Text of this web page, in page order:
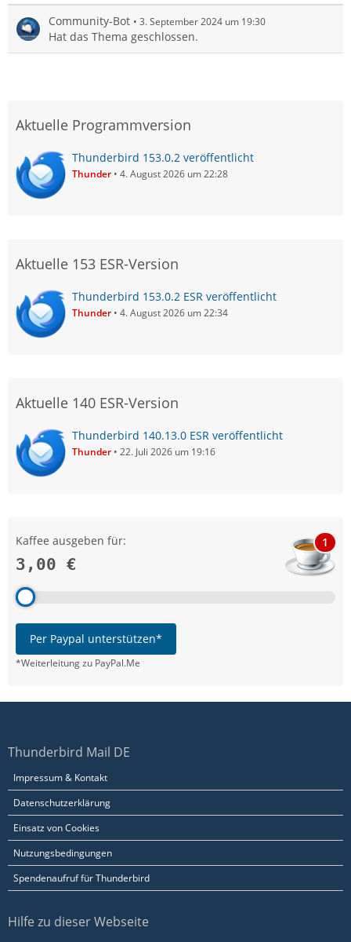
Community-Bot 3. September 2024 um 19:30
Hat das Thema geschlossen.
Aktuelle Programmversion
Thunderbird 153.0.2 veröffentlicht
Thunder 4. August 2026 um 22:28
Aktuelle 153 ESR-Version
Thunderbird 153.0.2 ESR veröffentlicht
Thunder 4. August 2026 um 22:34
Aktuelle 140 ESR-Version
Thunderbird 140.13.0 ESR veröffentlicht
Thunder 22. Juli 2026 um 19:16
Kaffee ausgeben für:
3,00 €
1
Per Paypal unterstützen*
*Weiterleitung zu PayPal.Me
Thunderbird Mail DE
Impressum & Kontakt
Datenschutzerklärung
Einsatz von Cookies
Nutzungsbedingungen
Spendenaufruf für Thunderbird
Hilfe zu dieser Webseite